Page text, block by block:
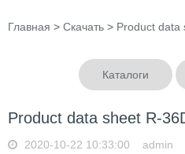
Главная > Скачать > Product data
Каталоги
Product data sheet R-
2020-10-22 10:33:00 admin